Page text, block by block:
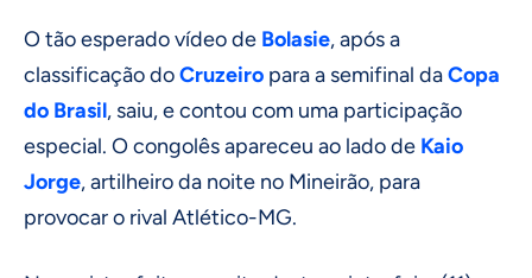
O tão esperado vídeo de Bolasie, após a
classificação doCruzeiro para a semifinal daCopa
do Brasil, saiu, e contou com uma participação
especial. O congolês apareceu ao lado de Kaio
Jorge, artilheiro da noite no Mineirão, para
provocar o rival Atlético-MG.